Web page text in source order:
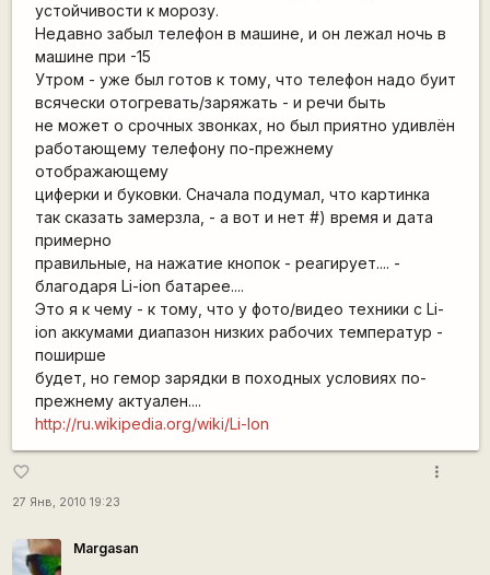
устойчивости к морозу.
Недавно забыл телефон в машине, и он лежал ночь в
машине при -15
Утром - уже был готов к тому, что телефон надо буит
всячески отогревать/заряжать - и речи быть
не может о срочных звонках, но был приятно удивлён
работающему телефону по-прежнему
отображающему
циферки и буковки. Сначала подумал, что картинка
так сказать замерзла, - а вот и нет #) время и дата
примерно
правильные, на нажатие кнопок - реагирует.... -
благодаря Li-ion батарее....
Это я к чему - к тому, что у фото/видео техники с Li-
ion аккумами диапазон низких рабочих температур -
поширше
будет, но гемор зарядки в походных условиях по-
прежнему актуален....
http://ru.wikipedia.org/wiki/Li-Ion
favorite_border
27 Янв, 2010 19:23
more_vert
Margasan